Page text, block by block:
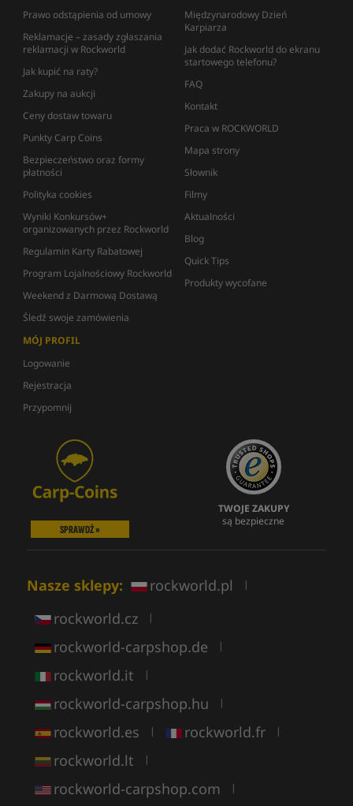
Prawo odstąpienia od umowy
Reklamacje – zasady zgłaszania
reklamacji w Rockworld
Jak kupić na raty?
Zakupy na aukcji
Ceny dostaw towaru
Punkty Carp Coins
Bezpieczeństwo oraz formy
płatności
Polityka cookies
Wyniki Konkursów+
organizowanych przez Rockworld
Regulamin Karty Rabatowej
Program Lojalnościowy Rockworld
Weekend z Darmową Dostawą
Śledź swoje zamówienia
Międzynarodowy Dzień
Karpiarza
Jak dodać Rockworld do ekranu
startowego telefonu?
FAQ
Kontakt
Praca w ROCKWORLD
Mapa strony
Słownik
Filmy
Aktualności
Blog
Quick Tips
Produkty wycofane
MÓJ PROFIL
Logowanie
Rejestracja
Przypomnij
SPRAWDŹ »
TWOJE ZAKUPY
są bezpieczne
Nasze sklepy: rockworld.pl |
rockworld.cz |
rockworld-carpshop.de |
rockworld.it |
rockworld-carpshop.hu |
rockworld.es | rockworld.fr |
rockworld.lt |
rockworld-carpshop.com |